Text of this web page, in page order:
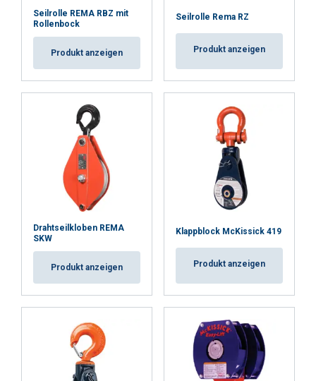
Seilrolle REMA RBZ mit
Rollenbock
Produkt anzeigen
Seilrolle Rema RZ
Produkt anzeigen
Drahtseilkloben REMA
SKW
Produkt anzeigen
Klappblock McKissick 419
Produkt anzeigen